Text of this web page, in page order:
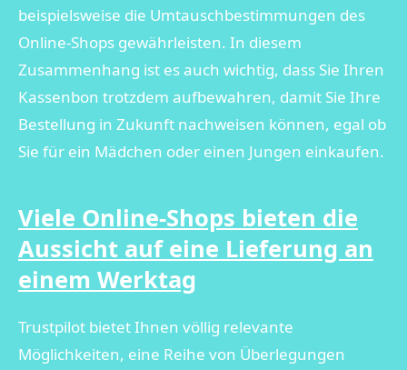
beispielsweise die Umtauschbestimmungen des
Online-Shops gewährleisten. In diesem
Zusammenhang ist es auch wichtig, dass Sie Ihren
Kassenbon trotzdem aufbewahren, damit Sie Ihre
Bestellung in Zukunft nachweisen können, egal ob
Sie für ein Mädchen oder einen Jungen einkaufen.
Viele Online-Shops bieten die
Aussicht auf eine Lieferung an
einem Werktag
Trustpilot bietet Ihnen völlig relevante
Möglichkeiten, eine Reihe von Überlegungen